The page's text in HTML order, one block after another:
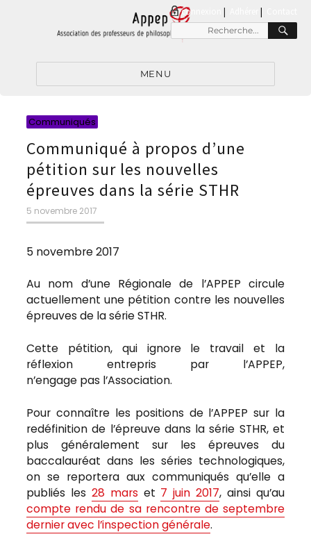
connexion |
Recherche
pour
MENU
Communiqués
Communiqué à propos d’une
pétition sur les nouvelles
épreuves dans la série STHR
Publié
le
5 novembre 2017
5 novembre 2017
Au nom d’une Régionale de l’APPEP circule
actuellement une pétition contre les nouvelles
épreuves de la série STHR.
Cette pétition, qui ignore le travail et la
réflexion entrepris par l’APPEP,
n’engage pas l’Association.
Pour connaître les positions de l’APPEP sur la
redéfinition de l’épreuve dans la série STHR, et
plus généralement sur les épreuves du
baccalauréat dans les séries technologiques,
on se reportera aux communiqués qu’elle a
publiés les 28 marset 7 juin 2017, ainsi qu’au
compte rendu de sa rencontre de septembre
dernier avec l’inspection générale.